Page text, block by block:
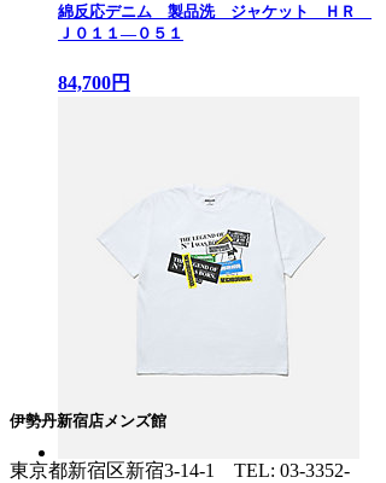
綿反応デニム 製品洗 ジャケット ＨＲ
Ｊ０１１—０５１
84,700円
伊勢丹新宿店メンズ館
東京都新宿区新宿3-14-1 TEL: 03-3352-